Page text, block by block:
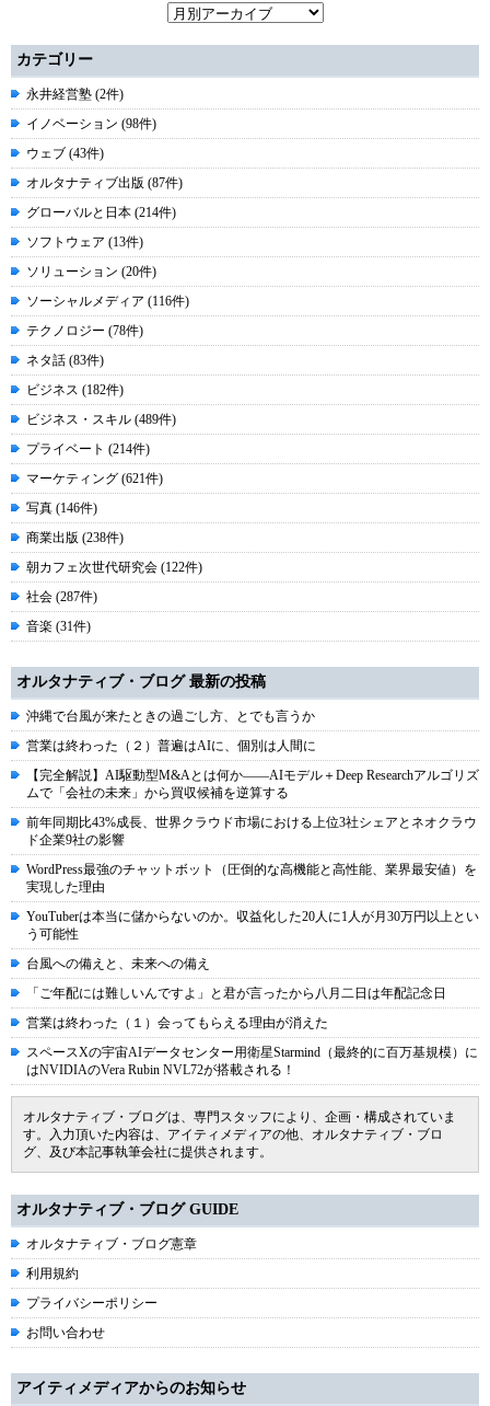
カテゴリー
永井経営塾 (2件)
イノベーション (98件)
ウェブ (43件)
オルタナティブ出版 (87件)
グローバルと日本 (214件)
ソフトウェア (13件)
ソリューション (20件)
ソーシャルメディア (116件)
テクノロジー (78件)
ネタ話 (83件)
ビジネス (182件)
ビジネス・スキル (489件)
プライベート (214件)
マーケティング (621件)
写真 (146件)
商業出版 (238件)
朝カフェ次世代研究会 (122件)
社会 (287件)
音楽 (31件)
オルタナティブ・ブログ 最新の投稿
沖縄で台風が来たときの過ごし方、とでも言うか
営業は終わった（２）普遍はAIに、個別は人間に
【完全解説】AI駆動型M&Aとは何か――AIモデル＋Deep Researchアルゴリズ
ムで「会社の未来」から買収候補を逆算する
前年同期比43%成長、世界クラウド市場における上位3社シェアとネオクラウ
ド企業9社の影響
WordPress最強のチャットボット（圧倒的な高機能と高性能、業界最安値）を
実現した理由
YouTuberは本当に儲からないのか。収益化した20人に1人が月30万円以上とい
う可能性
台風への備えと、未来への備え
「ご年配には難しいんですよ」と君が言ったから八月二日は年配記念日
営業は終わった（１）会ってもらえる理由が消えた
スペースXの宇宙AIデータセンター用衛星Starmind（最終的に百万基規模）に
はNVIDIAのVera Rubin NVL72が搭載される！
オルタナティブ・ブログは、専門スタッフにより、企画・構成されていま
す。入力頂いた内容は、アイティメディアの他、オルタナティブ・ブロ
グ、及び本記事執筆会社に提供されます。
オルタナティブ・ブログ GUIDE
オルタナティブ・ブログ憲章
利用規約
プライバシーポリシー
お問い合わせ
アイティメディアからのお知らせ